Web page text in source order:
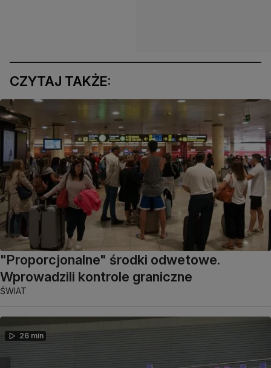
CZYTAJ TAKŻE:
"Proporcjonalne" środki odwetowe.
Wprowadzili kontrole graniczne
ŚWIAT
26 min